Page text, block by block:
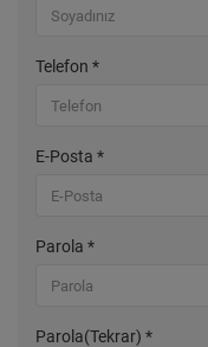
Telefon *
E-Posta *
Parola *
Parola(Tekrar) *